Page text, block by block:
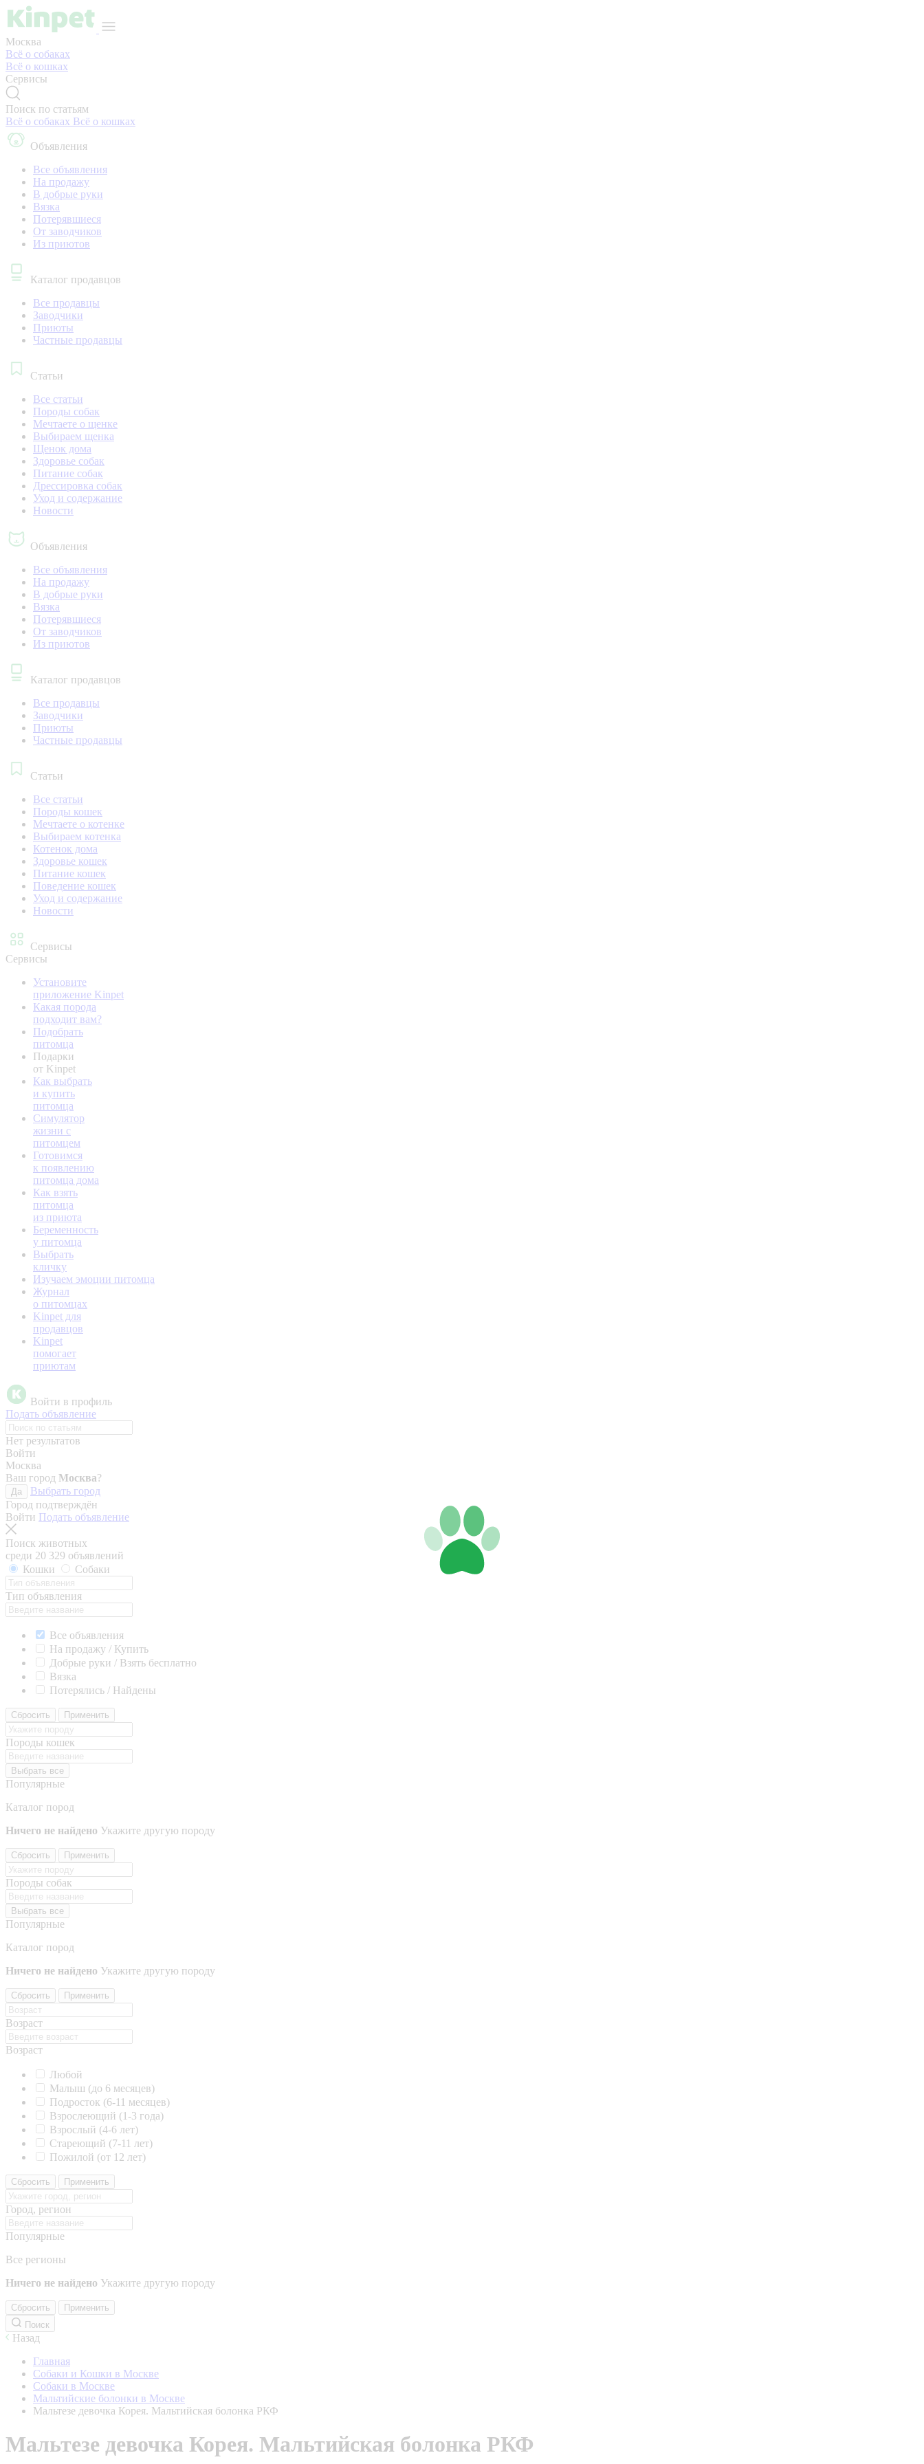
Москва
Всё о собаках
Всё о кошках
Сервисы
Поиск по статьям
Всё о собаках Всё о кошках
Объявления
Все объявления
На продажу
В добрые руки
Вязка
Потерявшиеся
От заводчиков
Из приютов
Каталог продавцов
Все продавцы
Заводчики
Приюты
Частные продавцы
Статьи
Все статьи
Породы собак
Мечтаете о щенке
Выбираем щенка
Щенок дома
Здоровье собак
Питание собак
Дрессировка собак
Уход и содержание
Новости
Объявления
Все объявления
На продажу
В добрые руки
Вязка
Потерявшиеся
От заводчиков
Из приютов
Каталог продавцов
Все продавцы
Заводчики
Приюты
Частные продавцы
Статьи
Все статьи
Породы кошек
Мечтаете о котенке
Выбираем котенка
Котенок дома
Здоровье кошек
Питание кошек
Поведение кошек
Уход и содержание
Новости
Сервисы
Сервисы
Установите
приложение Kinpet
Какая порода
подходит вам?
Подобрать
питомца
Подарки
от Kinpet
Как выбрать
и купить
питомца
Симулятор
жизни с
питомцем
Готовимся
к появлению
питомца дома
Как взять
питомца
из приюта
Беременность
у питомца
Выбрать
кличку
Изучаем эмоции питомца
Журнал
о питомцах
Kinpet для
продавцов
Kinpet
помогает
приютам
Войти в профиль
Подать объявление
Нет результатов
Войти
Москва
Ваш город Москва?
Да
Выбрать город
Город подтверждён
Войти Подать объявление
Поиск животных
среди 20 329 объявлений
Кошки
Собаки
Тип объявления
Все объявления
На продажу / Купить
Добрые руки / Взять бесплатно
Вязка
Потерялись / Найдены
Сбросить Применить
Породы кошек
Выбрать все
Популярные
Каталог пород
Ничего не найдено Укажите другую породу
Сбросить Применить
Породы собак
Выбрать все
Популярные
Каталог пород
Ничего не найдено Укажите другую породу
Сбросить Применить
Возраст
Возраст
Любой
Малыш (до 6 месяцев)
Подросток (6-11 месяцев)
Взрослеющий (1-3 года)
Взрослый (4-6 лет)
Стареющий (7-11 лет)
Пожилой (от 12 лет)
Сбросить Применить
Город, регион
Популярные
Все регионы
Ничего не найдено Укажите другую породу
Сбросить
Применить
Поиск
Назад
Главная
Собаки и Кошки в Москве
Собаки в Москве
Мальтийские болонки в Москве
Мальтезе девочка Корея. Мальтийская болонка РКФ
Мальтезе девочка Корея. Мальтийская болонка РКФ